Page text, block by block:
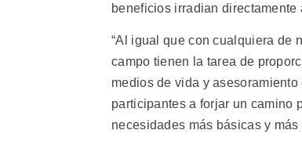
beneficios irradian directamente
“Al igual que con cualquiera de
campo tienen la tarea de
medios de vida y
participantes a forjar un camino
necesidades más básicas y más